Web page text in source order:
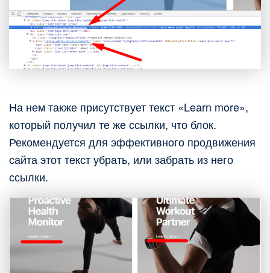
На нем также присутствует текст «Learn more»,
который получил те же ссылки, что блок.
Рекомендуется для эффективного продвижения
сайта этот текст убрать, или забрать из него
ссылки.